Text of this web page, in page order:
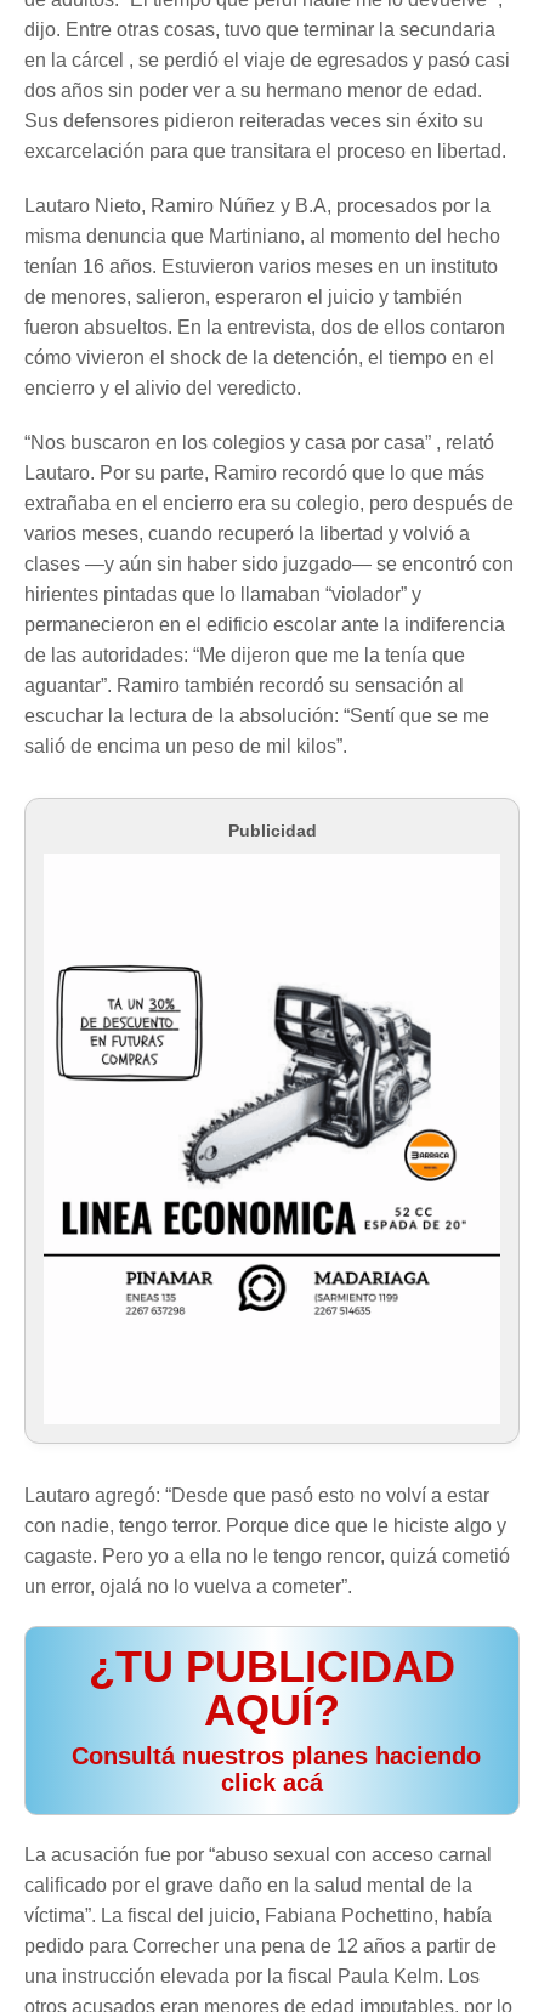
dijo. Entre otras cosas, tuvo que terminar la secundaria
en la cárcel , se perdió el viaje de egresados y pasó casi
dos años sin poder ver a su hermano menor de edad.
Sus defensores pidieron reiteradas veces sin éxito su
excarcelación para que transitara el proceso en libertad.
Lautaro Nieto, Ramiro Núñez y B.A, procesados por la
misma denuncia que Martiniano, al momento del hecho
tenían 16 años. Estuvieron varios meses en un instituto
de menores, salieron, esperaron el juicio y también
fueron absueltos. En la entrevista, dos de ellos contaron
cómo vivieron el shock de la detención, el tiempo en el
encierro y el alivio del veredicto.
“Nos buscaron en los colegios y casa por casa” , relató
Lautaro. Por su parte, Ramiro recordó que lo que más
extrañaba en el encierro era su colegio, pero después de
varios meses, cuando recuperó la libertad y volvió a
clases —y aún sin haber sido juzgado— se encontró con
hirientes pintadas que lo llamaban “violador” y
permanecieron en el edificio escolar ante la indiferencia
de las autoridades: “Me dijeron que me la tenía que
aguantar”. Ramiro también recordó su sensación al
escuchar la lectura de la absolución: “Sentí que se me
salió de encima un peso de mil kilos”.
Publicidad
Lautaro agregó: “Desde que pasó esto no volví a estar
con nadie, tengo terror. Porque dice que le hiciste algo y
cagaste. Pero yo a ella no le tengo rencor, quizá cometió
un error, ojalá no lo vuelva a cometer”.
¿TU PUBLICIDAD
AQUÍ?
️ Consultá nuestros planes haciendo
click acá
La acusación fue por “abuso sexual con acceso carnal
calificado por el grave daño en la salud mental de la
víctima”. La fiscal del juicio, Fabiana Pochettino, había
pedido para Correcher una pena de 12 años a partir de
una instrucción elevada por la fiscal Paula Kelm. Los
otros acusados eran menores de edad imputables, por lo